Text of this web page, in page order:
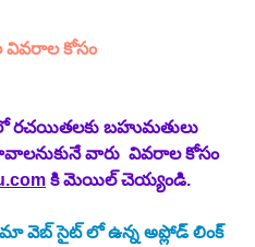
వివరాల కోసం
రచయితలకు బహుమతులు
వారు  వివరాల కోసం
కి మెయిల్ చెయ్యండి.
మా వెబ్ సైట్ లో ఉన్న అప్లోడ్ లింక్